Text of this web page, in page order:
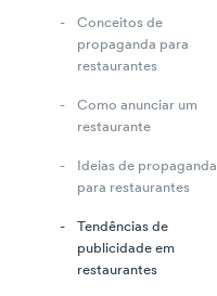
Conceitos de
propaganda para
restaurantes
Como anunciar um
restaurante
Ideias de propaganda
para restaurantes
Tendências de
publicidade em
restaurantes